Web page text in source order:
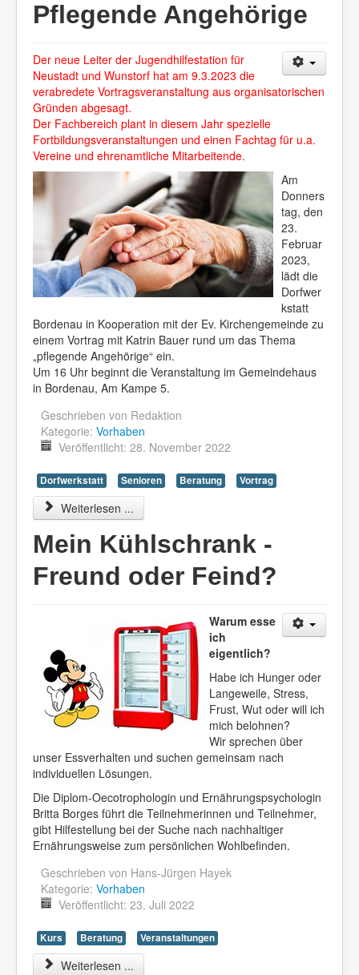
Pflegende Angehörige
Der neue Leiter der Jugendhilfestation für
Neustadt und Wunstorf hat am 9.3.2023 die
verabredete Vortragsveranstaltung aus organisatorischen
Gründen abgesagt.
Der Fachbereich plant in diesem Jahr spezielle
Fortbildungsveranstaltungen und einen Fachtag für u.a.
Vereine und ehrenamtliche Mitarbeitende.
Am
Donners
tag, den
23.
Februar
2023,
lädt die
Dorfwer
kstatt
Bordenau in Kooperation mit der Ev. Kirchengemeinde zu
einem Vortrag mit Katrin Bauer rund um das Thema
„pflegende Angehörige“ ein.
Um 16 Uhr beginnt die Veranstaltung im Gemeindehaus
in Bordenau, Am Kampe 5.
Geschrieben von Redaktion
Kategorie: Vorhaben
Veröffentlicht: 28. November 2022
Dorfwerkstatt Senioren Beratung Vortrag
Weiterlesen ...
Mein Kühlschrank -
Freund oder Feind?
Warum esse
ich
eigentlich?
Habe ich Hunger oder
Langeweile, Stress,
Frust, Wut oder will ich
mich belohnen?
Wir sprechen über
unser Essverhalten und suchen gemeinsam nach
individuellen Lösungen.
Die Diplom-Oecotrophologin und Ernährungspsychologin
Britta Borges führt die Teilnehmerinnen und Teilnehmer,
gibt Hilfestellung bei der Suche nach nachhaltiger
Ernährungsweise zum persönlichen Wohlbefinden.
Geschrieben von Hans-Jürgen Hayek
Kategorie: Vorhaben
Veröffentlicht: 23. Juli 2022
Kurs Beratung Veranstaltungen
Weiterlesen ...